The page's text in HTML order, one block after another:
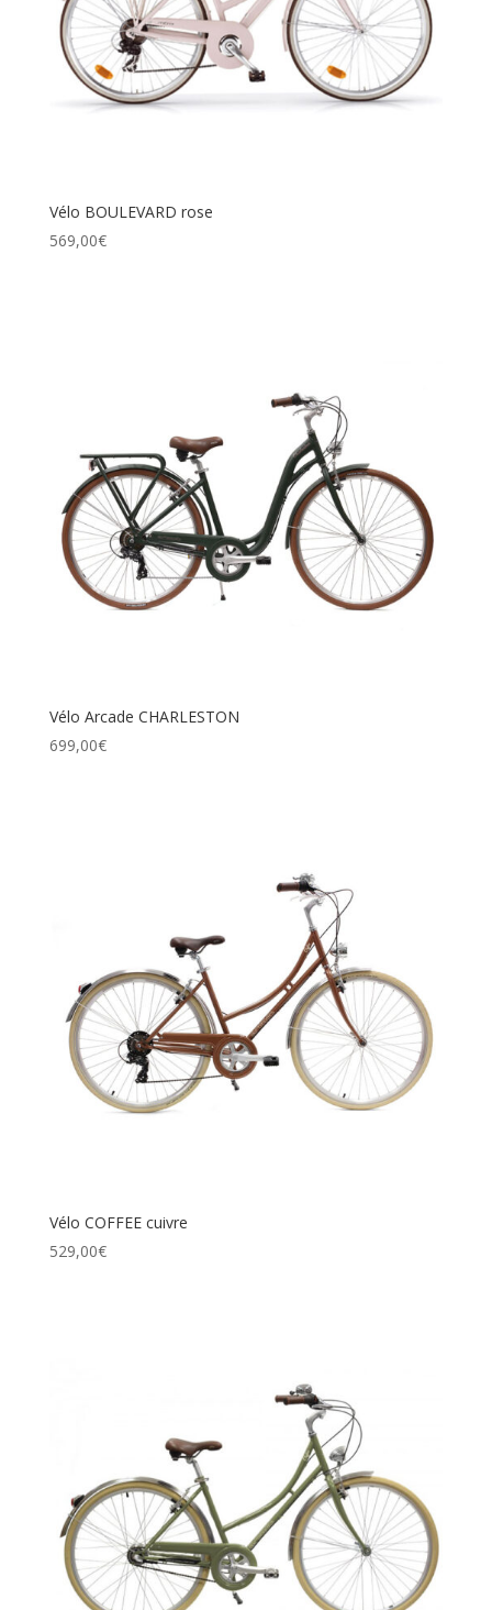
Vélo BOULEVARD rose
569,00€
Vélo Arcade CHARLESTON
699,00€
Vélo COFFEE cuivre
529,00€